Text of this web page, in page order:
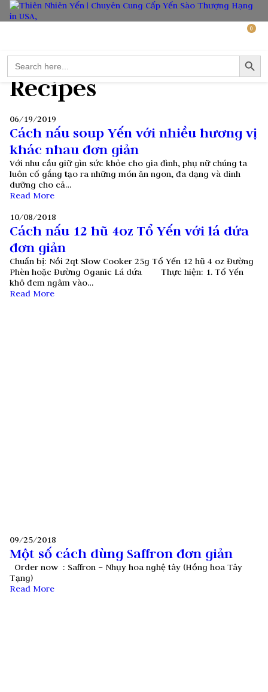
Search
for:
Search Button
0
Recipes
06/19/2019
Cách nấu soup Yến với nhiều hương vị
khác nhau đơn giản
Với nhu cầu giữ gìn sức khỏe cho gia đình, phụ nữ chúng ta
luôn cố gắng tạo ra những món ăn ngon, đa dạng và dinh
dưỡng cho cả…
Read More
10/08/2018
Cách nấu 12 hũ 4oz Tổ Yến với lá dứa
đơn giản
Chuẩn bị: Nồi 2qt Slow Cooker 25g Tổ Yến 12 hũ 4 oz Đường
Phèn hoặc Đường Oganic Lá dứa Thực hiện: 1. Tổ Yến
khô đem ngâm vào…
Read More
09/25/2018
Một số cách dùng Saffron đơn giản
Order now : Saffron – Nhụy hoa nghệ tây (Hồng hoa Tây
Tạng)
Read More